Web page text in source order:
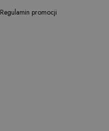
Regulamin promocji